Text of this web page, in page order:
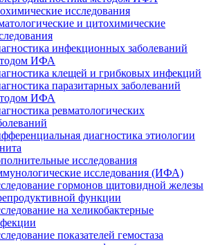
исследования
и цитохимические
инфекционных заболеваний
ИФА
клещей и грибковых инфекций
паразитарных заболеваний
ИФА
ревматологических
диагностика этиологии
исследования
исследования (ИФА)
гормонов щитовидной железы
функции
на хеликобактерные
показателей гемостаза